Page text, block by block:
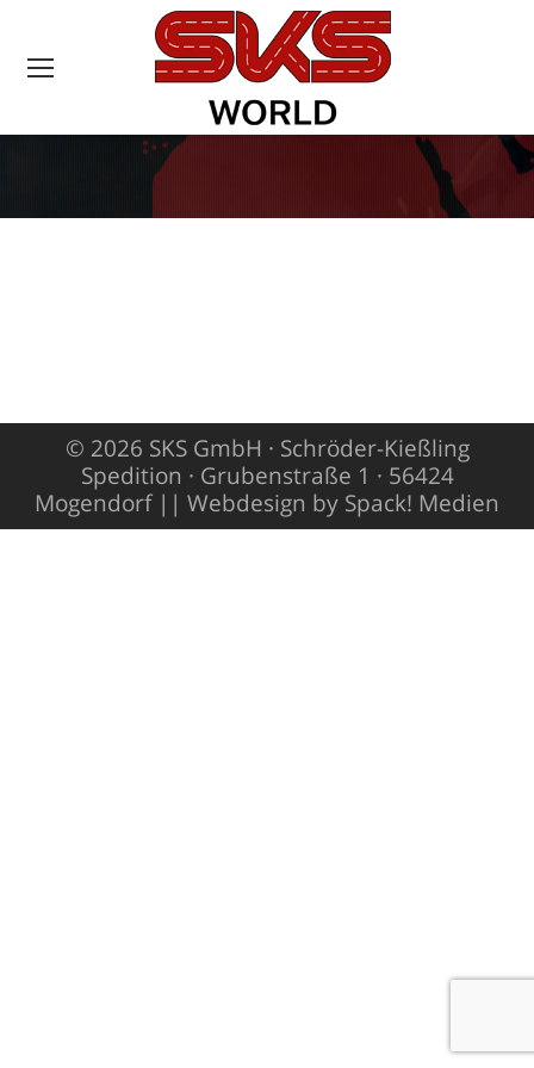
Sie befinden sich
hier:
© 2026 SKS GmbH · Schröder-Kießling
Spedition · Grubenstraße 1 · 56424
Mogendorf || Webdesign by Spack! Medien